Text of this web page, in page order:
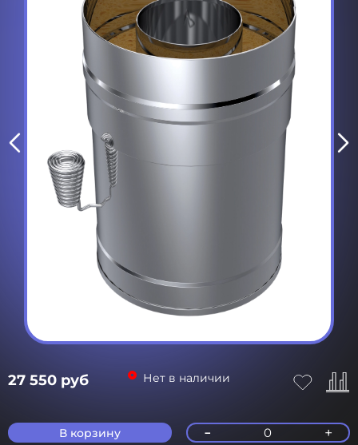
27 550 руб Нет в наличии
В корзину - 0 +